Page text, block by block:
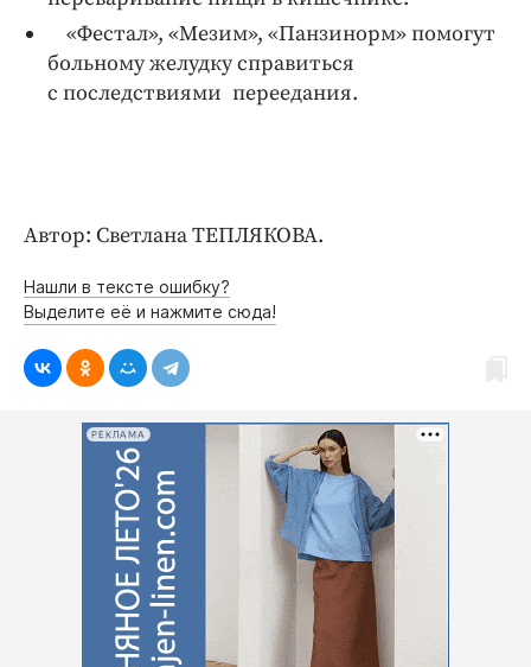
«Фестал», «Мезим», «Панзинорм» помогут
больному желудку справиться
с последствиями переедания.
Автор: Светлана ТЕПЛЯКОВА.
Нашли в тексте ошибку?
Выделите её и нажмите сюда!
РЕКЛАМА